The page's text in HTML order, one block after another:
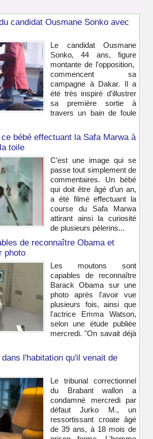
candidat Ousmane Sonko avec
Le candidat Ousmane
Sonko, 44 ans, figure
montante de l'opposition,
commencent sa
campagne à Dakar. Il a
été très inspiré d'illustrer
sa première sortie à
travers un bain de foule
ce bébé effectuant la Safa Marwa à
toile
C’est une image qui se
passe tout simplement de
commentaires. Un bébé
qui doit être âgé d’un an,
a été filmé effectuant la
course du Safa Marwa
attirant ainsi la curiosité
de plusieurs pèlerins...
de reconnaître Obama et
photo
Les moutons sont
capables de reconnaître
Barack Obama sur une
photo après l'avoir vue
plusieurs fois, ainsi que
l'actrice Emma Watson,
selon une étude publiée
mercredi. "On savait déjà
dans l'habitation qu'il venait de
Le tribunal correctionnel
du Brabant wallon a
condamné mercredi par
défaut Jurko M., un
ressortissant croate âgé
de 39 ans, à 18 mois de